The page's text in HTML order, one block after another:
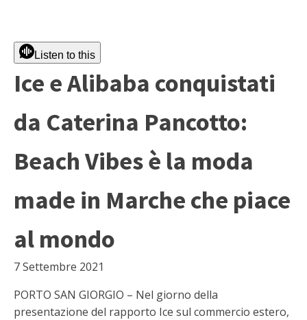
Listen to this
Ice e Alibaba conquistati
da Caterina Pancotto:
Beach Vibes è la moda
made in Marche che piace
al mondo
7 Settembre 2021
PORTO SAN GIORGIO – Nel giorno della
presentazione del rapporto Ice sul commercio estero,